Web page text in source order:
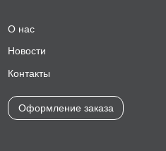
О нас
Новости
Контакты
Оформление заказа